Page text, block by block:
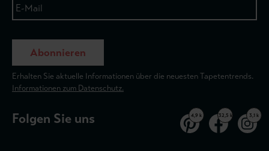
Abonnieren
Erhalten Sie aktuelle Informationen über die neuesten Tapetentrends.
Informationen zum Datenschutz.
Folgen Sie uns 4,9 k 32,5 k 3,1 k